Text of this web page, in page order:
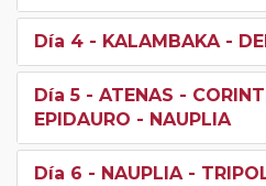
Día 4 - KALAMBAKA -
Día 5 - ATENAS -
EPIDAURO - NAUPLIA
Día 6 - NAUPLIA -